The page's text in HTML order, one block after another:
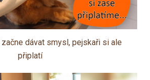
dávat smysl, pejskaři si ale
připlatí